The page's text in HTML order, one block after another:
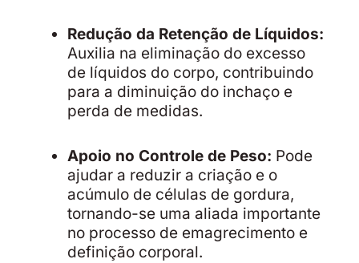
Redução da Retenção de Líquidos:
Auxilia na eliminação do excesso
de líquidos do corpo, contribuindo
para a diminuição do inchaço e
perda de medidas.
Apoio no Controle de Peso: Pode
ajudar a reduzir a criação e o
acúmulo de células de gordura,
tornando-se uma aliada importante
no processo de emagrecimento e
definição corporal.